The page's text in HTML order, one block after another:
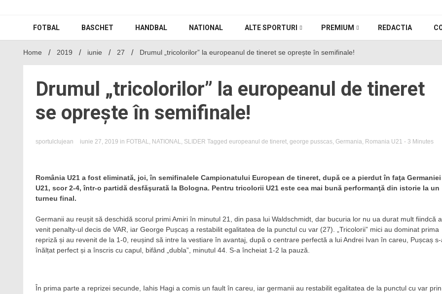
FOTBAL BASCHET HANDBAL NATIONAL ALTE SPORTURI PREMIUM REDACTIA
Home 2019 iunie 27 Drumul „tricolorilor” la europeanul de tineret se oprește în semifinale!
Drumul „tricolorilor” la europeanul de tineret
se oprește în semifinale!
sportulclujean iunie 27, 2019 in FOTBAL, NATIONAL, SLIDER Tagged europeanul de tineret, george pusscas, Germania, Romania U21 - 3 Minutes
România U21 a fost eliminată, joi, în semifinalele Campionatului European de tineret, după ce a pierdut în faţa Germaniei
U21, scor 2-4, într-o partidă desfăşurată la Bologna. Pentru tricolorii U21 este cea mai bună performanţă din istorie la un
turneu final.
Germanii au reușit să deschidă scorul primi Amiri în minutul 21, din pasa lui Waldschmidt, dar bucuria lor nu ua durat mult fiindcă a
venit penalty-ul decis de VAR, iar George Pușcaș a restabilit egalitatea de la punctul cu var (27). „Tricolorii” mici au dominat prima
repriză și au revenit de la 1-0, reușind să intre la vestiare în avantaj, după o centrare perfectă a lui Andrei Ivan în careu, Pușcaș s-
înălțat perfect și a înscris cu capul, bifând „dubla”, minutul 44. S-a încheiat 1-2 la pauză.
În prima parte a reprizei secunde, Iahis Hagi a comis un fault în careu, iar germanii au restabilit egalitatea de la punctul cu var prin